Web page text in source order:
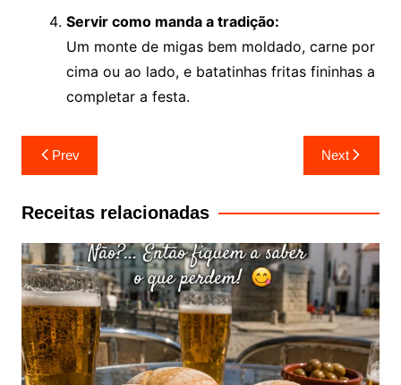
Servir como manda a tradição:
Um monte de migas bem moldado, carne por
cima ou ao lado, e batatinhas fritas fininhas a
completar a festa.
Navegação
de
artigos
Prev Next
Receitas relacionadas